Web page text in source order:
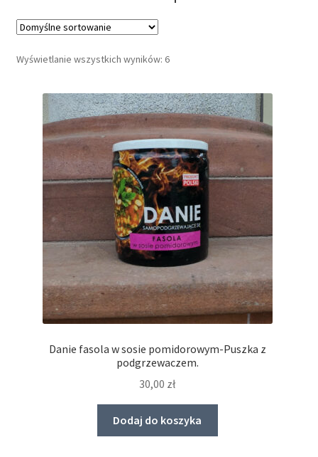
Dieta ketogeniczna
Noże survivalowe
Inne
Wyświetlanie wszystkich wyników: 6
Danie fasola w sosie pomidorowym-Puszka z
podgrzewaczem.
30,00 zł
Dodaj do koszyka